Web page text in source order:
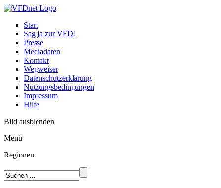
Start
Sag ja zur VFD!
Presse
Mediadaten
Kontakt
Wegweiser
Datenschutzerklärung
Nutzungsbedingungen
Impressum
Hilfe
Bild ausblenden
Menü
Regionen